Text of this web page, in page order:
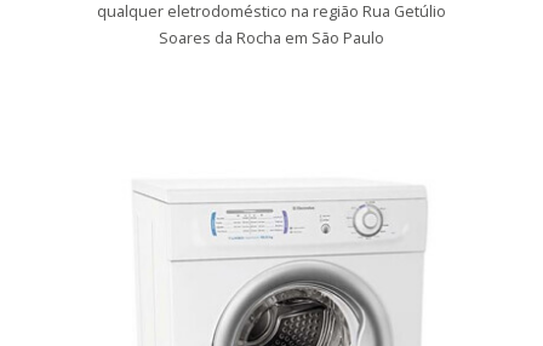
qualquer eletrodoméstico na região Rua Getúlio
Soares da Rocha em São Paulo